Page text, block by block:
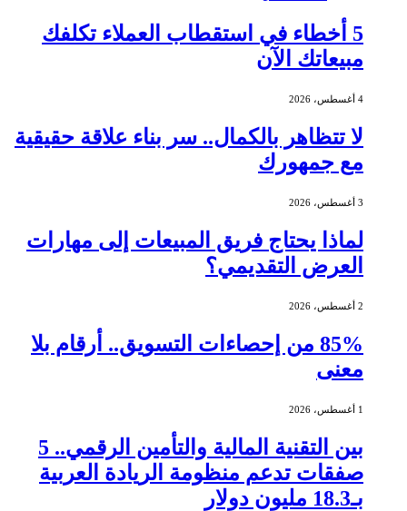
5 أخطاء في استقطاب العملاء تكلفك
مبيعاتك الآن
4 أغسطس، 2026
لا تتظاهر بالكمال.. سر بناء علاقة حقيقية
مع جمهورك
3 أغسطس، 2026
لماذا يحتاج فريق المبيعات إلى مهارات
العرض التقديمي؟
2 أغسطس، 2026
85% من إحصاءات التسويق.. أرقام بلا
معنى
1 أغسطس، 2026
بين التقنية المالية والتأمين الرقمي.. 5
صفقات تدعم منظومة الريادة العربية
بـ18.3 مليون دولار